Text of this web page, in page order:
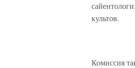
культов.
Комиссия